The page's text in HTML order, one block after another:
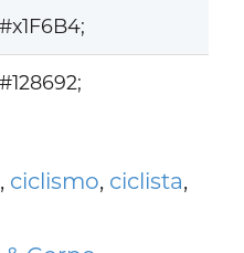
, ciclismo, ciclista,